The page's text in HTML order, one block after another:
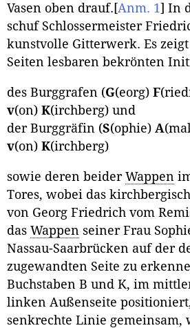
Vasen oben drauf. [Anm. 1] In
schuf Schlossermeister
kunstvolle Gitterwerk. Es
Seiten lesbaren bekrönten
des Burggrafen (G(eorg) F
v(on) K(irchberg) und
der Burggräfin (S(ophie) A
v(on) K(irchberg)
sowie deren beider Wappen
Tores, wobei das
von Georg Friedrich vom
das Wappen seiner Frau
Nassau-Saarbrücken auf der
zugewandten Seite zu
Buchstaben B und K, im
linken Außenseite
senkrechte Linie gemeinsam,